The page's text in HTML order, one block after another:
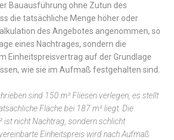
Bauausführung ohne Zutun des
die tatsächliche Menge höher oder
des Angebotes angenommen, so
eines Nachtrages, sondern die
Einheitspreisvertrag auf der Grundlage
wie sie im Aufmaß festgehalten sind.
sind 150 m² Fliesen verlegen, es stellt
Fläche bei 187 m² liegt. Die
ist nicht Nachtrag, sondern schlicht
Einheitspreis wird nach Aufmaß